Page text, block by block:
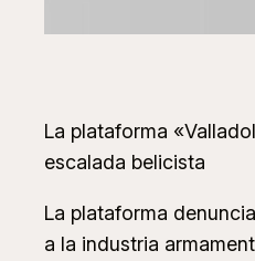
La plataforma
escalada belicista
La plataforma
a la industria